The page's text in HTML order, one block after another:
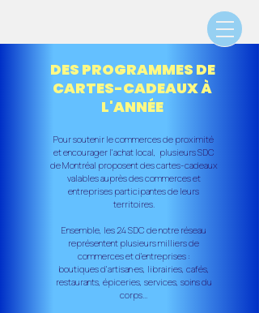
DES PROGRAMMES DE
CARTES-CADEAUX À
L'ANNÉE
Pour soutenir le commerces de proximité
et encourager l'achat local, plusieurs SDC
de Montréal proposent des cartes-cadeaux
valables auprès des commerces et
entreprises participantes de leurs
territoires.
Ensemble, les 24 SDC de notre réseau
représentent plusieurs milliers de
commerces et d'entreprises :
boutiques d'artisan·es, librairies, cafés,
restaurants, épiceries, services, soins du
corps...